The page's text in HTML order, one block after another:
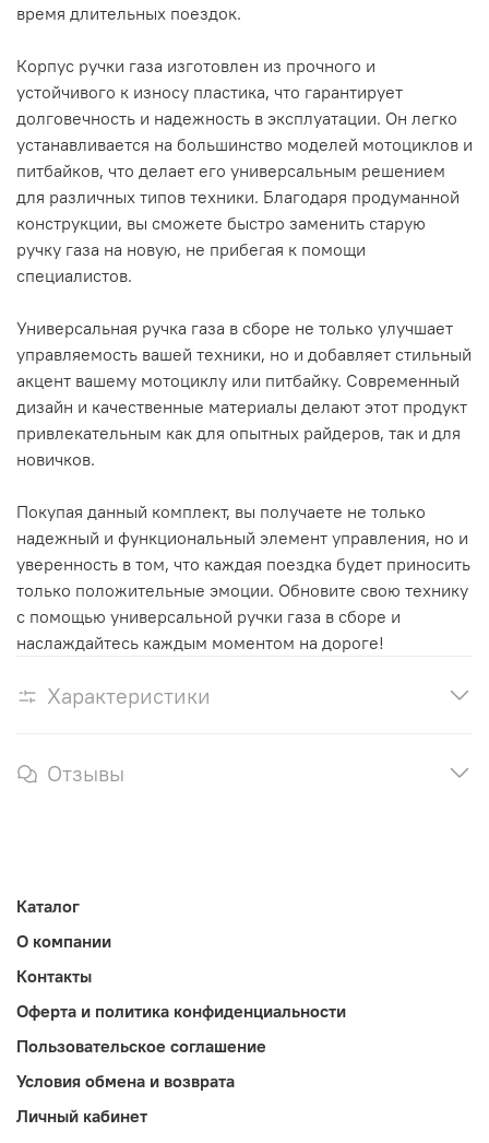
время длительных поездок.
Корпус ручки газа изготовлен из прочного и
устойчивого к износу пластика, что гарантирует
долговечность и надежность в эксплуатации. Он легко
устанавливается на большинство моделей мотоциклов и
питбайков, что делает его универсальным решением
для различных типов техники. Благодаря продуманной
конструкции, вы сможете быстро заменить старую
ручку газа на новую, не прибегая к помощи
специалистов.
Универсальная ручка газа в сборе не только улучшает
управляемость вашей техники, но и добавляет стильный
акцент вашему мотоциклу или питбайку. Современный
дизайн и качественные материалы делают этот продукт
привлекательным как для опытных райдеров, так и для
новичков.
Покупая данный комплект, вы получаете не только
надежный и функциональный элемент управления, но и
уверенность в том, что каждая поездка будет приносить
только положительные эмоции. Обновите свою технику
с помощью универсальной ручки газа в сборе и
наслаждайтесь каждым моментом на дороге!
Характеристики
Отзывы
Каталог
О компании
Контакты
Оферта и политика конфиденциальности
Пользовательское соглашение
Условия обмена и возврата
Личный кабинет